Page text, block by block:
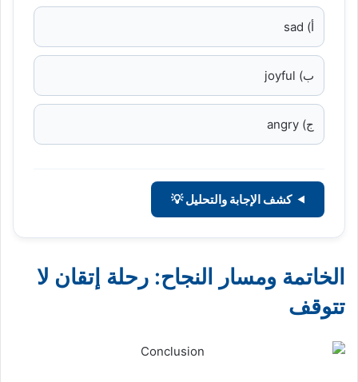
أ) sad
ب) joyful
ج) angry
كشف الإجابة والتحليل 💡
الخاتمة ومسار النجاح: رحلة إتقان لا
تتوقف